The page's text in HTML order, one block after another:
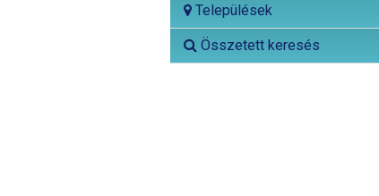
Települések
Összetett keresés